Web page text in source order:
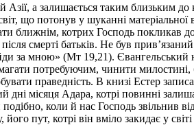
а залишається таким близьким
що потонув у шуканні
ближнім, котрих Господь покликав
після смерті батьків. Не був
за мною» (Мт 19,21).
потребуючим, чинити
праведність. В книзі Естер
дні місяця Адара, котрі повинні
коли й нас Господь звільнив
пут, котрі він вміло закидає у